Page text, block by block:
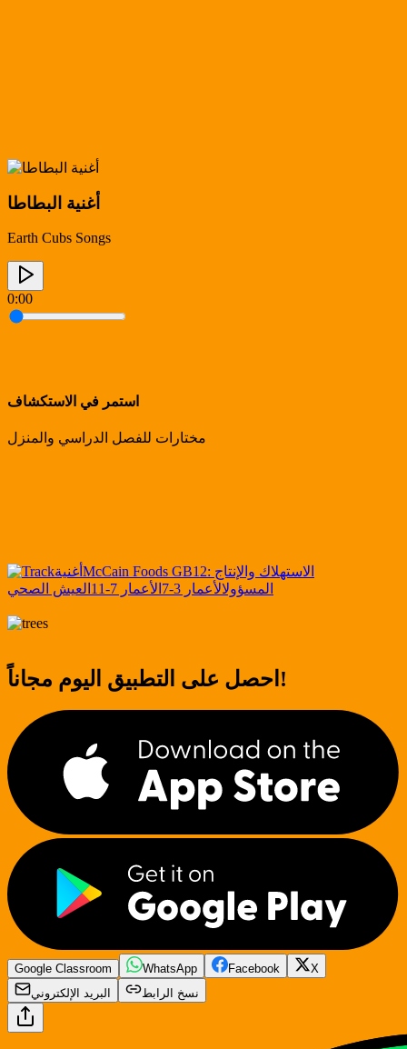
أغنية البطاطا
Earth Cubs Songs
0:00
استمر في الاستكشاف
مختارات للفصل الدراسي والمنزل
أغنية McCain Foods GB12: الاستهلاك والإنتاج
المسؤولالأعمار 3-7 الأعمار 7-11 العيش الصحي
احصل على التطبيق اليوم مجاناً!
Google Classroom WhatsApp Facebook
X
البريد الإلكتروني
نسخ الرابط